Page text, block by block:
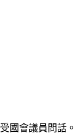
國會議員問話。